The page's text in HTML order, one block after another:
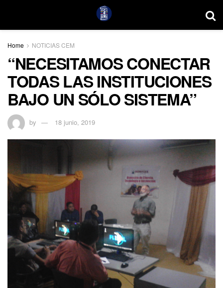
Home NOTICIAS CEM
“NECESITAMOS CONECTAR
TODAS LAS INSTITUCIONES
BAJO UN SÓLO SISTEMA”
by 18 junio, 2019